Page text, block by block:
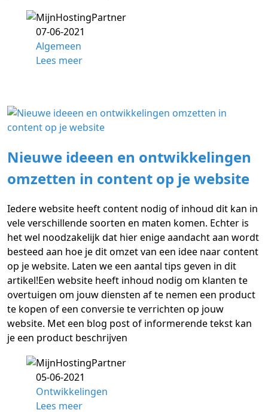
07-06-2021
Algemeen
Lees meer
Nieuwe ideeen en ontwikkelingen
omzetten in content op je website
Iedere website heeft content nodig of inhoud dit kan in
vele verschillende soorten en maten komen. Echter is
het wel noodzakelijk dat hier enige aandacht aan wordt
besteed aan hoe je dit omzet van een idee naar content
op je website. Laten we een aantal tips geven in dit
artikel!Een website heeft inhoud nodig om klanten te
overtuigen om jouw diensten af te nemen een product
te kopen of een conversie te verrichten op jouw
website. Met een blog post of informerende tekst kan
je een product beschrijven
05-06-2021
Ontwikkelingen
Lees meer